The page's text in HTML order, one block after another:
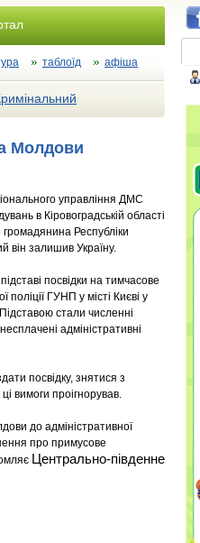
таблоїд афіша
Молдови
управління ДМС
в Кіровоградській області
Республіки
він залишив Україну.
посвідки на тимчасове
ГУНП у місті Києві у
стали численні
адміністративні
посвідку, знятися з
вимоги проігнорував.
до адміністративної
про примусове
Центрально-південне